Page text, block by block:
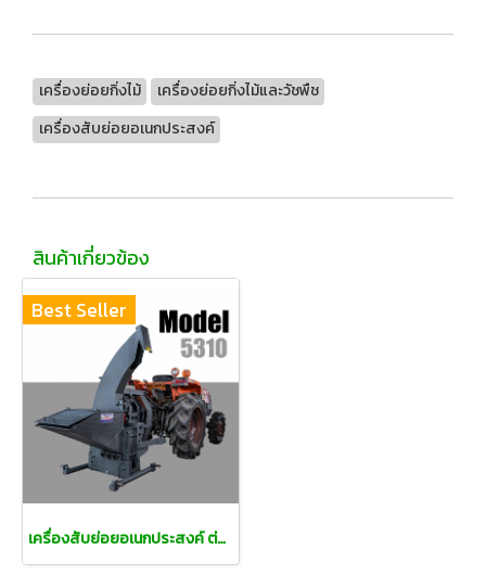
เครื่องย่อยกิ่งไม้
เครื่องย่อยกิ่งไม้และวัชพืช
เครื่องสับย่อยอเนกประสงค์
สินค้าเกี่ยวข้อง
Best Seller
เครื่องสับย่อยอเนกประสงค์ ต่อท้ายแทรคเตอร์